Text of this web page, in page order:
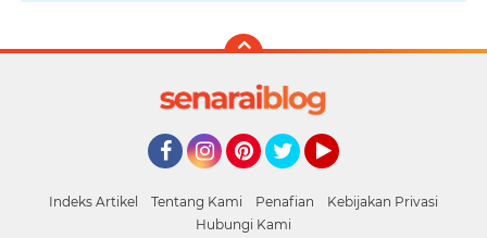
Indeks Artikel Tentang Kami Penafian
Kebijakan Privasi
Hubungi Kami